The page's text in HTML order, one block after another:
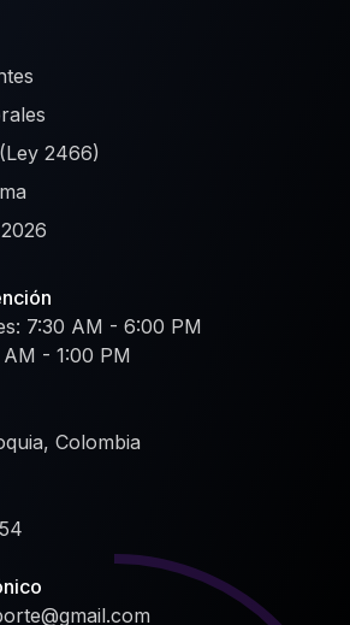
2466)
7:30 AM - 6:00 PM
- 1:00 PM
Colombia